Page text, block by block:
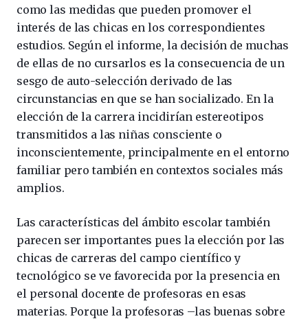
como las medidas que pueden promover el
interés de las chicas en los correspondientes
estudios. Según el informe, la decisión de muchas
de ellas de no cursarlos es la consecuencia de un
sesgo de auto-selección derivado de las
circunstancias en que se han socializado. En la
elección de la carrera incidirían estereotipos
transmitidos a las niñas consciente o
inconscientemente, principalmente en el entorno
familiar pero también en contextos sociales más
amplios.
Las características del ámbito escolar también
parecen ser importantes pues la elección por las
chicas de carreras del campo científico y
tecnológico se ve favorecida por la presencia en
el personal docente de profesoras en esas
materias. Porque la profesoras –las buenas sobre